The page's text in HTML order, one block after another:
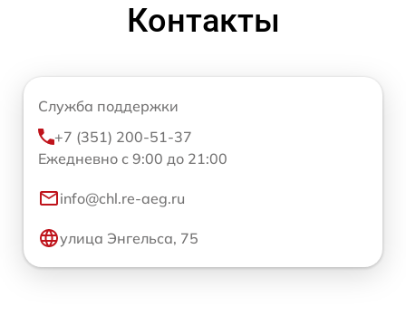
Контакты
Служба поддержки
+7 (351) 200-51-37
Ежедневно с 9:00 до 21:00
info@chl.re-aeg.ru
улица Энгельса, 75